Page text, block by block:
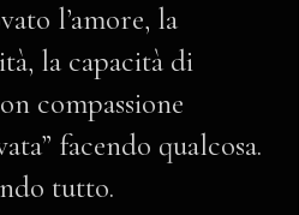
l’amore, la
la capacità di
compassione
facendo qualcosa.
tutto.